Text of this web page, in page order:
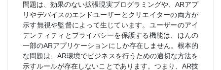
問題は、効果のない拡張現実プログラミングや、ARアプ
リやデバイスのエンドユーザーとクリエイターの両方が
示す無視や監督によって生じています。ユーザーのアイ
デンティティとプライバシーを保護する機能は、ほんの
一部のARアプリケーションにしか存在しません。根本的
な問題は、AR環境でビジネスを行うための適切な方法を
示すルールが存在しないことであります。つまり、AR技